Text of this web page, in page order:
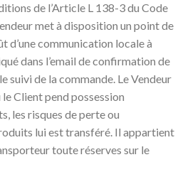
de l’Article L 138-3 du Code
met à disposition un point de
d’une communication locale à
dans l’email de confirmation de
suivi de la commande. Le Vendeur
Client pend possession
les risques de perte ou
lui est transféré. Il appartient
toute réserves sur le